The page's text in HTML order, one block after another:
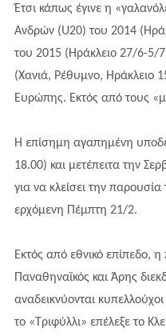
Έτσι κάπως έγινε η
Ανδρών (U20) του 2014
του 2015 (Ηράκλειο 27/6-5/
(Χανιά, Ρέθυμνο, Ηράκλειο
Ευρώπης. Εκτός από τους
Η επίσημη αγαπημένη
18.00) και μετέπειτα την
για να κλείσει την
ερχόμενη Πέμπτη 21/2.
Εκτός από εθνικό επίπεδο, η
Παναθηναϊκός και Άρης
αναδεικνύονται
το «Τριφύλλι» επέλεξε το